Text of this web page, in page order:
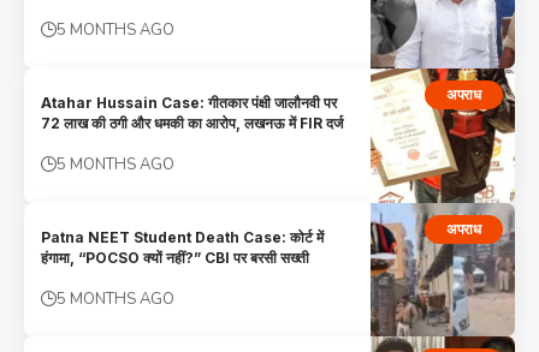
5 MONTHS AGO
अपराध
Atahar Hussain Case: गीतकार पंक्षी जालौनवी पर
72 लाख की ठगी और धमकी का आरोप, लखनऊ में FIR दर्ज
5 MONTHS AGO
अपराध
Patna NEET Student Death Case: कोर्ट में
हंगामा, “POCSO क्यों नहीं?” CBI पर बरसी सख्ती
5 MONTHS AGO